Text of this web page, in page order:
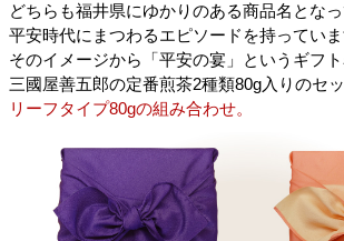
どちらも福井県にゆかりのある商品名となっ
平安時代にまつわるエピソードを持っていま
そのイメージから「平安の宴」というギフト
三國屋善五郎の定番煎茶2種類80g入りのセッ
リーフタイプ80gの組み合わせ。